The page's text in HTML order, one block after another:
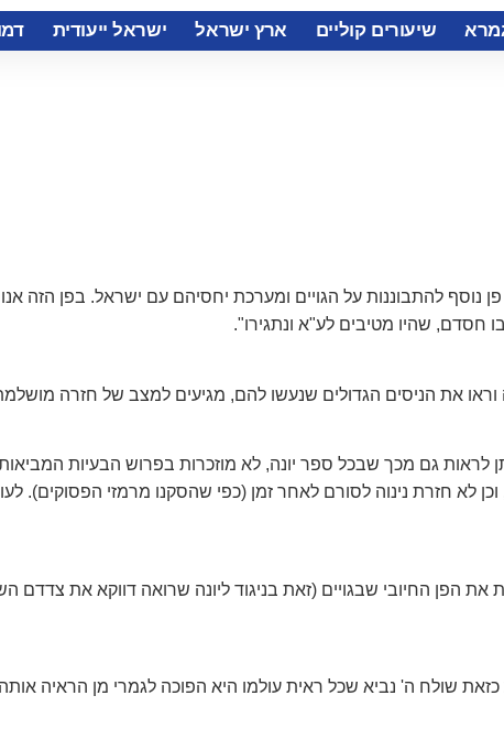
שיעורים קוליים ארץ ישראל ישראל ייעודית
נוסף להתבוננות על הגויים ומערכת יחסיהם עם ישראל. בפן הזה
חסדם, שהיו מטיבים לע"א ונתגירו".
וראו את הניסים הגדולים שנעשו להם, מגיעים למצב של חזרה
לראות גם מכך שבכל ספר יונה, לא מוזכרות בפרוש הבעיות
לא חזרת נינוה לסורם לאחר זמן (כפי שהסקנו מרמזי הפסוקים).
הפן החיובי שבגויים (זאת בניגוד ליונה שרואה דווקא את צדדם
שולח ה' נביא שכל ראית עולמו היא הפוכה לגמרי מן הראיה